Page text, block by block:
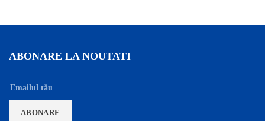
ABONARE LA NOUTATI